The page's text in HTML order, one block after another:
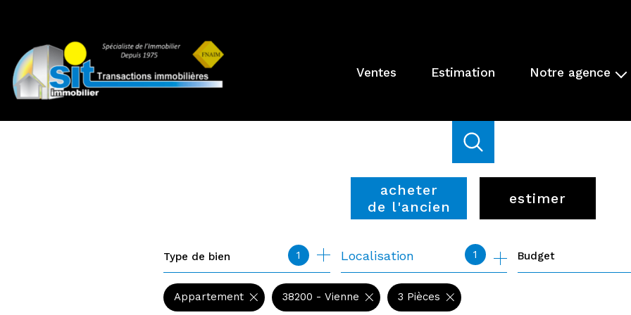
ventes estimation notre agence
acheter
de l'ancien
de l'immo pro
estimer
Type de bien 1 1
Localisation Budget
Appartement 38200 - Vienne 3 Pièces